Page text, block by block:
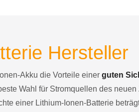
Hersteller
Akku die Vorteile einer guten
Wahl für Stromquellen des
einer Lithium-Ionen-Batterie